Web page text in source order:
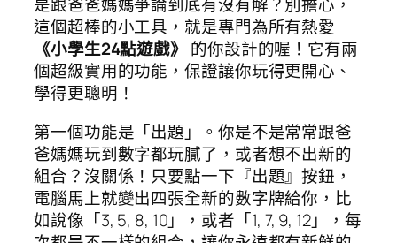
是跟爸爸媽媽爭論到底有沒有解？別擔心，
這個超棒的小工具，就是專門為所有熱愛
《小學生24點遊戲》 的你設計的喔！它有兩
個超級實用的功能，保證讓你玩得更開心、
學得更聰明！
第一個功能是「出題」。你是不是常常跟爸
爸媽媽玩到數字都玩膩了，或者想不出新的
組合？沒關係！只要點一下『出題』按鈕，
電腦馬上就變出四張全新的數字牌給你，比
如說像「3, 5, 8, 10」，或者「1, 7, 9, 12」，每